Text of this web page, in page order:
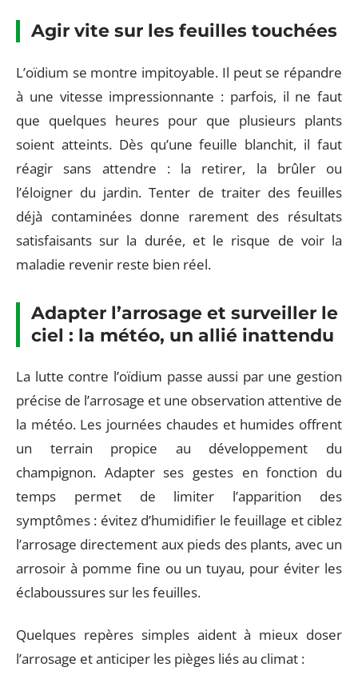
Agir vite sur les feuilles touchées
L’oïdium se montre impitoyable. Il peut se répandre
à une vitesse impressionnante : parfois, il ne faut
que quelques heures pour que plusieurs plants
soient atteints. Dès qu’une feuille blanchit, il faut
réagir sans attendre : la retirer, la brûler ou
l’éloigner du jardin. Tenter de traiter des feuilles
déjà contaminées donne rarement des résultats
satisfaisants sur la durée, et le risque de voir la
maladie revenir reste bien réel.
Adapter l’arrosage et surveiller le
ciel : la météo, un allié inattendu
La lutte contre l’oïdium passe aussi par une gestion
précise de l’arrosage et une observation attentive de
la météo. Les journées chaudes et humides offrent
un terrain propice au développement du
champignon. Adapter ses gestes en fonction du
temps permet de limiter l’apparition des
symptômes : évitez d’humidifier le feuillage et ciblez
l’arrosage directement aux pieds des plants, avec un
arrosoir à pomme fine ou un tuyau, pour éviter les
éclaboussures sur les feuilles.
Quelques repères simples aident à mieux doser
l’arrosage et anticiper les pièges liés au climat :